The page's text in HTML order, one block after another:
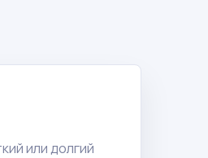
или долгий